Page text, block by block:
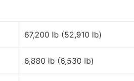
67,200 lb (52,910 lb)
6,880 lb (6,530 lb)